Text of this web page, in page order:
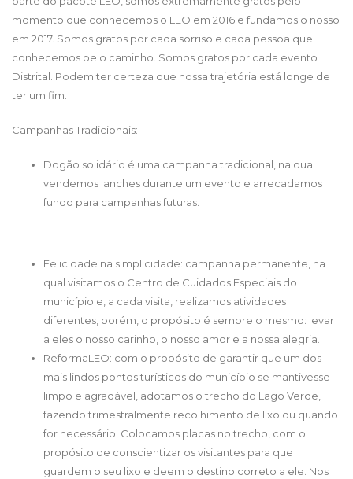
momento que conhecemos o LEO em 2016 e fundamos o nosso
em 2017. Somos gratos por cada sorriso e cada pessoa que
conhecemos pelo caminho. Somos gratos por cada evento
Distrital. Podem ter certeza que nossa trajetória está longe de
ter um fim.
Campanhas Tradicionais:
Dogão solidário é uma campanha tradicional, na qual
vendemos lanches durante um evento e arrecadamos
fundo para campanhas futuras.
Felicidade na simplicidade: campanha permanente, na
qual visitamos o Centro de Cuidados Especiais do
município e, a cada visita, realizamos atividades
diferentes, porém, o propósito é sempre o mesmo: levar
a eles o nosso carinho, o nosso amor e a nossa alegria.
ReformaLEO: com o propósito de garantir que um dos
mais lindos pontos turísticos do município se mantivesse
limpo e agradável, adotamos o trecho do Lago Verde,
fazendo trimestralmente recolhimento de lixo ou quando
for necessário. Colocamos placas no trecho, com o
propósito de conscientizar os visitantes para que
guardem o seu lixo e deem o destino correto a ele. Nos